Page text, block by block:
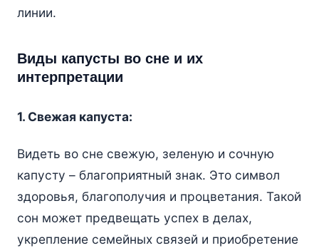
линии.
Виды капусты во сне и их
интерпретации
1. Свежая капуста:
Видеть во сне свежую, зеленую и сочную
капусту – благоприятный знак. Это символ
здоровья, благополучия и процветания. Такой
сон может предвещать успех в делах,
укрепление семейных связей и приобретение